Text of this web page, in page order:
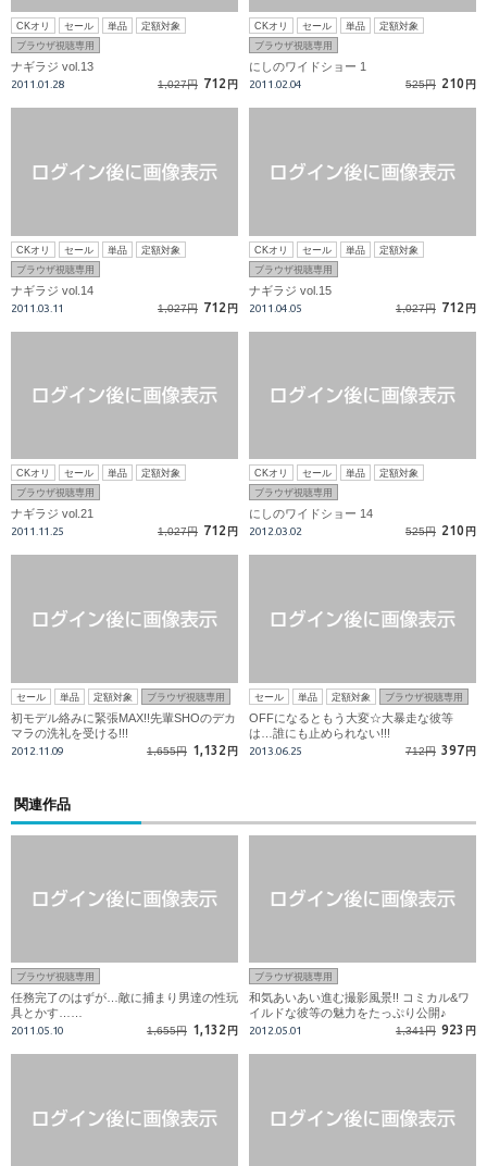
CKオリ セール 単品
定額対象
ブラウザ視聴専用
ナギラジ vol.13
2011.01.28 1,027円 712 円
CKオリ セール 単品
定額対象
ブラウザ視聴専用
にしのワイドショー 1
2011.02.04 525円 210 円
CKオリ セール 単品
定額対象
ブラウザ視聴専用
ナギラジ vol.14
2011.03.11 1,027円 712 円
CKオリ セール 単品
定額対象
ブラウザ視聴専用
ナギラジ vol.15
2011.04.05 1,027円 712 円
CKオリ セール 単品
定額対象
ブラウザ視聴専用
ナギラジ vol.21
2011.11.25 1,027円 712 円
CKオリ セール 単品
定額対象
ブラウザ視聴専用
にしのワイドショー 14
2012.03.02 525円 210 円
セール 単品 定額対象 ブラウザ視聴専用
初モデル絡みに緊張MAX!!先輩SHOのデカ
マラの洗礼を受ける!!!
2012.11.09 1,655円 1,132 円
セール 単品 定額対象 ブラウザ視聴専用
OFFになるともう大変☆大暴走な彼等
は…誰にも止められない!!!
2013.06.25 712円 397 円
関連作品
ブラウザ視聴専用
任務完了のはずが…敵に捕まり男達の性玩
具とかす……
2011.05.10 1,655円 1,132 円
ブラウザ視聴専用
和気あいあい進む撮影風景!! コミカル&ワ
イルドな彼等の魅力をたっぷり公開♪
2012.05.01 1,341円 923 円